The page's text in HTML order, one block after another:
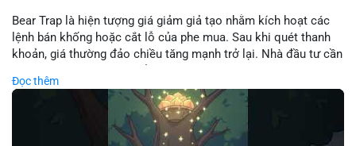
Bear Trap là hiện tượng giá giảm giả tạo nhằm kích hoạt các
lệnh bán khống hoặc cắt lỗ của phe mua. Sau khi quét thanh
khoản, giá thường đảo chiều tăng mạnh trở lại. Nhà đầu tư cần
hóa điểm vào lệnh.
🎥 Xem video trực tiếp tại:
Đọc thêm